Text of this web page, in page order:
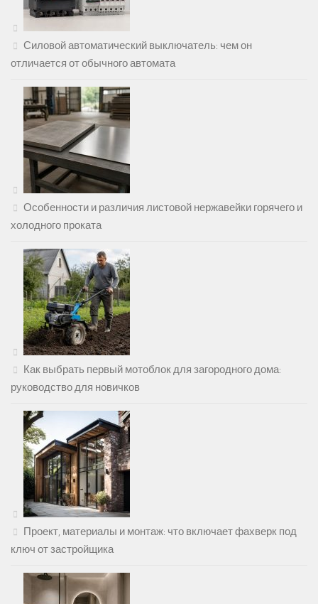
Силовой автоматический выключатель: чем он
отличается от обычного автомата
Особенности и различия листовой нержавейки горячего и
холодного проката
Как выбрать первый мотоблок для загородного дома:
руководство для новичков
Проект, материалы и монтаж: что включает фахверк под
ключ от застройщика